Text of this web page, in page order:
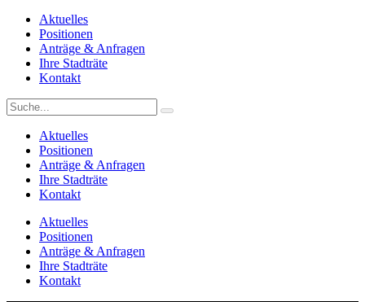
Aktuelles
Positionen
Anträge & Anfragen
Ihre Stadträte
Kontakt
Aktuelles
Positionen
Anträge & Anfragen
Ihre Stadträte
Kontakt
Aktuelles
Positionen
Anträge & Anfragen
Ihre Stadträte
Kontakt